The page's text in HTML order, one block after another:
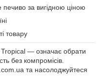
печиво за вигідною ціною
товару
— означає обрати
без компромісів.
та насолоджуйтеся